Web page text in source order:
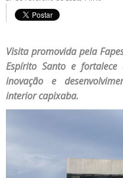
Visita promovida pela
Espírito Santo e
inovação e
interior capixaba.